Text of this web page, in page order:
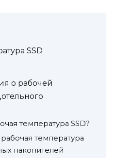
SSD
о рабочей
температура SSD?
температура
накопителей